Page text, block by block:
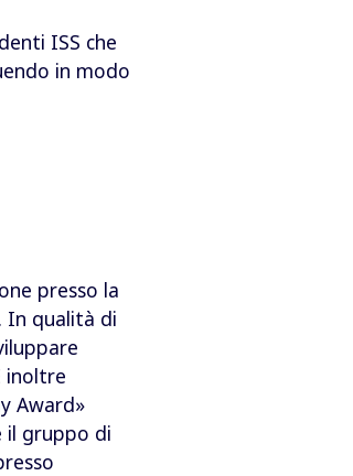
ISS che
in modo
presso la
In qualità di
inoltre
Award»
il gruppo di